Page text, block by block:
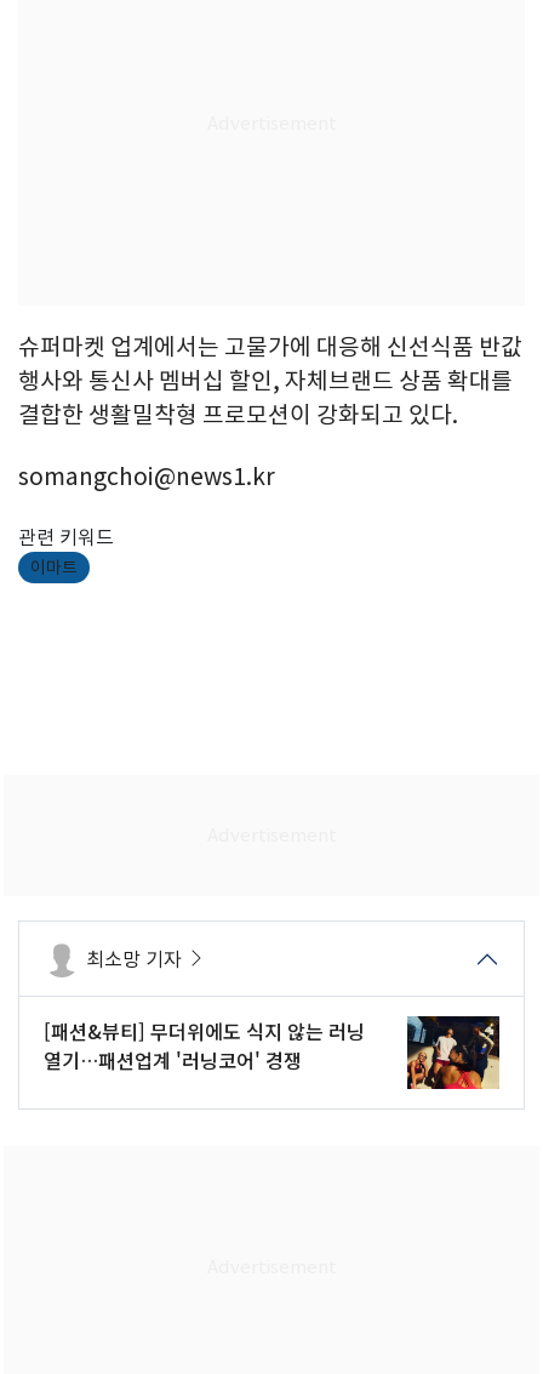
슈퍼마켓 업계에서는 고물가에 대응해 신선식품 반값
행사와 통신사 멤버십 할인, 자체브랜드 상품 확대를
결합한 생활밀착형 프로모션이 강화되고 있다.
somangchoi@news1.kr
관련 키워드
이마트
최소망 기자
[패션&뷰티] 무더위에도 식지 않는 러닝
열기…패션업계 '러닝코어' 경쟁